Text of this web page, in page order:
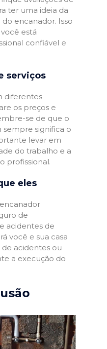
ter uma ideia da
encanador. Isso
está
confiável e
serviços
diferentes
os preços e
se de que o
sempre significa o
levar em
do trabalho e a
profissional.
eles
de
acidentes de
você e sua casa
acidentes ou
a execução do